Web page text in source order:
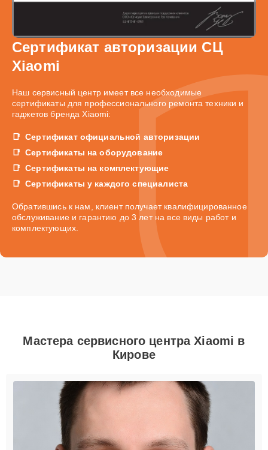
Сертификат авторизации СЦ
Xiaomi
Наш сервисный центр имеет все необходимые
сертификаты для профессионального ремонта техники и
гаджетов бренда Xiaomi:
Сертификат официальной авторизации
Сертификаты на оборудование
Сертификаты на комплектующие
Сертификаты у каждого специалиста
Обратившись к нам, клиент получает квалифицированное
обслуживание и гарантию до 3 лет на все виды работ и
комплектующих.
Мастера сервисного центра Xiaomi в
Кирове